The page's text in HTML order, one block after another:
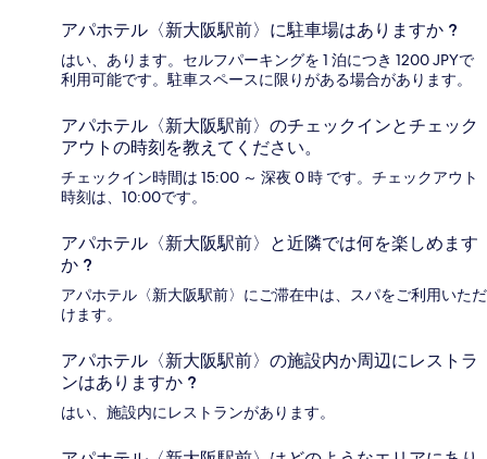
アパホテル〈新大阪駅前〉に駐車場はありますか ?
はい、あります。セルフパーキングを 1 泊につき 1200 JPYで
利用可能です。駐車スペースに限りがある場合があります。
アパホテル〈新大阪駅前〉のチェックインとチェック
アウトの時刻を教えてください。
チェックイン時間は 15:00 ～ 深夜 0 時 です。チェックアウト
時刻は、10:00です。
アパホテル〈新大阪駅前〉と近隣では何を楽しめます
か ?
アパホテル〈新大阪駅前〉にご滞在中は、スパをご利用いただ
けます。
アパホテル〈新大阪駅前〉の施設内か周辺にレストラ
ンはありますか ?
はい、施設内にレストランがあります。